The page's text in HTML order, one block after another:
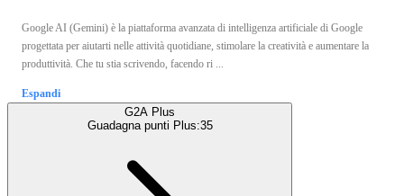
Google AI (Gemini) è la piattaforma avanzata di intelligenza artificiale di Google
progettata per aiutarti nelle attività quotidiane, stimolare la creatività e aumentare la
produttività. Che tu stia scrivendo, facendo ri ...
Espandi
G2A Plus
Guadagna punti Plus:35